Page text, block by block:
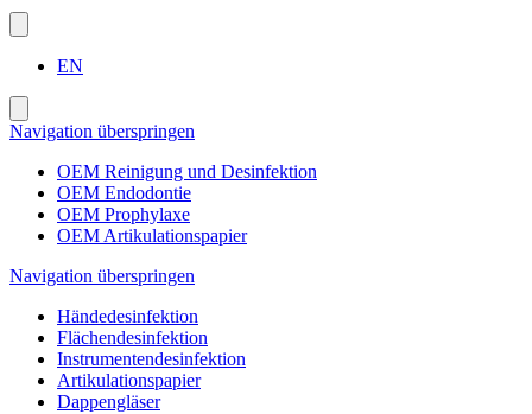
EN
Navigation überspringen
OEM Reinigung und Desinfektion
OEM Endodontie
OEM Prophylaxe
OEM Artikulationspapier
Navigation überspringen
Händedesinfektion
Flächendesinfektion
Instrumentendesinfektion
Artikulationspapier
Dappengläser